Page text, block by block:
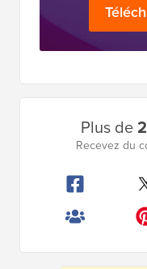
Plus de
Recevez du